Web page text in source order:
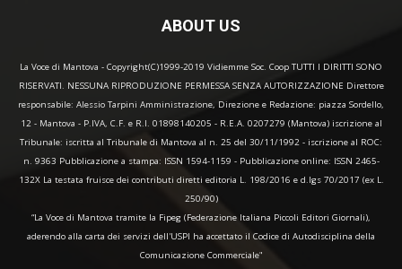
ABOUT US
La Voce di Mantova - Copyright(C)1999-2019 Vidiemme Soc. Coop TUTTI I DIRITTI SONO
RISERVATI. NESSUNA RIPRODUZIONE PERMESSA SENZA AUTORIZZAZIONE Direttore
responsabile: Alessio Tarpini Amministrazione, Direzione e Redazione: piazza Sordello,
12 - Mantova - P.IVA, C.F. e R.I. 01898140205 - R.E.A. 0207279 (Mantova) iscrizione al
Tribunale: iscritta al Tribunale di Mantova al n. 25 del 30/11/1992 - iscrizione al ROC:
n. 9363 Pubblicazione a stampa: ISSN 1594-1159 - Pubblicazione online: ISSN 2465-
132X La testata fruisce dei contributi diretti editoria L. 198/2016 e d.lgs 70/2017 (ex L.
250/90)
“La Voce di Mantova tramite la Fipeg (Federazione Italiana Piccoli Editori Giornali),
aderendo alla carta dei servizi dell'USPI ha accettato il Codice di Autodisciplina della
Comunicazione Commerciale"